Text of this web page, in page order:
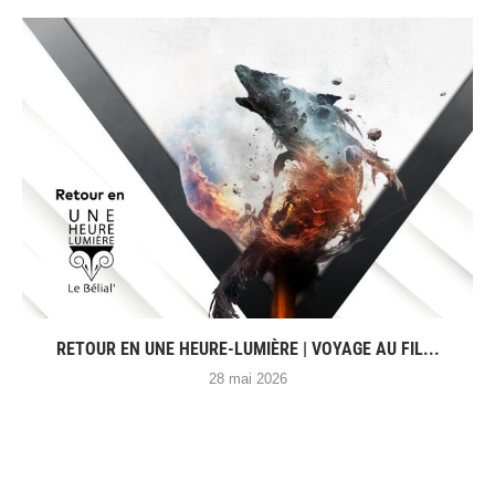
RETOUR EN UNE HEURE-LUMIÈRE | VOYAGE AU FIL...
28 mai 2026